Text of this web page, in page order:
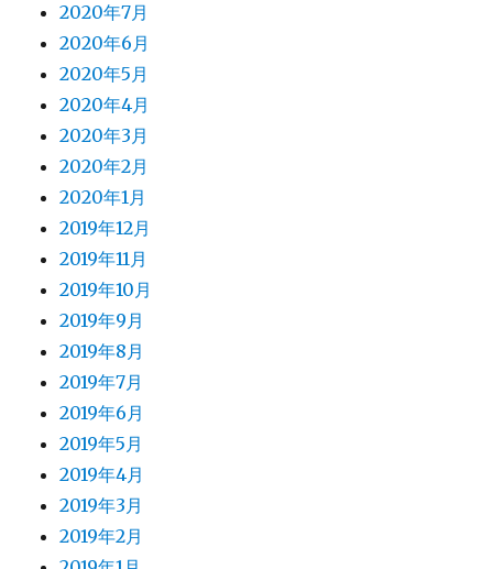
2020年7月
2020年6月
2020年5月
2020年4月
2020年3月
2020年2月
2020年1月
2019年12月
2019年11月
2019年10月
2019年9月
2019年8月
2019年7月
2019年6月
2019年5月
2019年4月
2019年3月
2019年2月